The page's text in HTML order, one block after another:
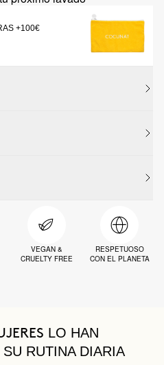
+100€
VEGAN &
CRUELTY FREE
RESPETUOSO
CON EL PLANETA
LO HAN
RUTINA DIARIA